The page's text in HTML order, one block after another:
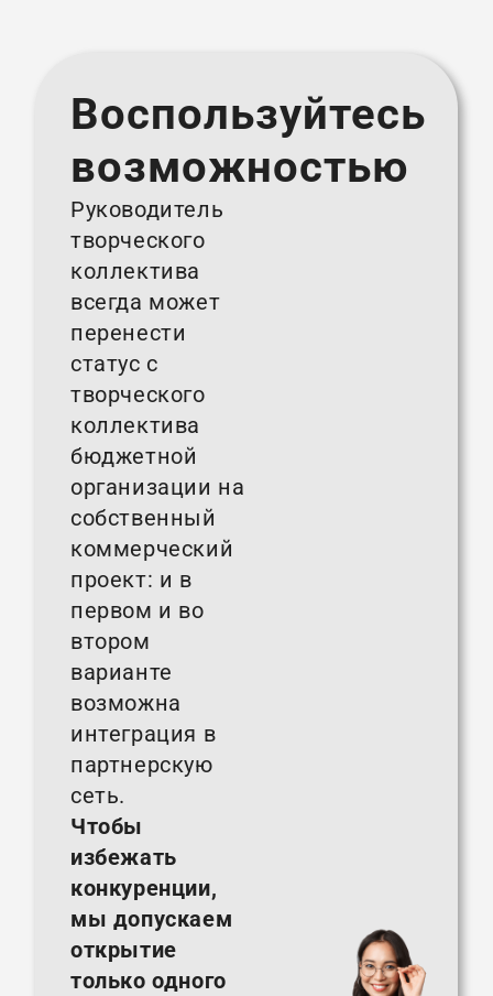
Воспользуйтесь
возможностью
Руководитель
творческого
коллектива
всегда может
перенести
статус с
творческого
коллектива
бюджетной
организации на
собственный
коммерческий
проект: и в
первом и во
втором
варианте
возможна
интеграция в
партнерскую
сеть.
Чтобы
избежать
конкуренции,
мы допускаем
открытие
только одного